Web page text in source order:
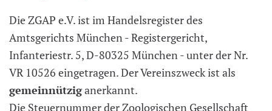
Die ZGAP e.V. ist im Handelsregister des
Amtsgerichts München - Registergericht,
Infanteriestr. 5, D-80325 München - unter der Nr.
VR 10526 eingetragen. Der Vereinszweck ist als
gemeinnütziganerkannt.
Die Steuernummer der Zoologischen Gesellschaft